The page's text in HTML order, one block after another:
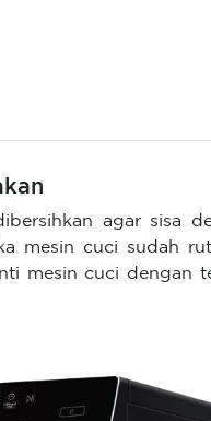
agar sisa
mesin cuci sudah
mesin cuci dengan